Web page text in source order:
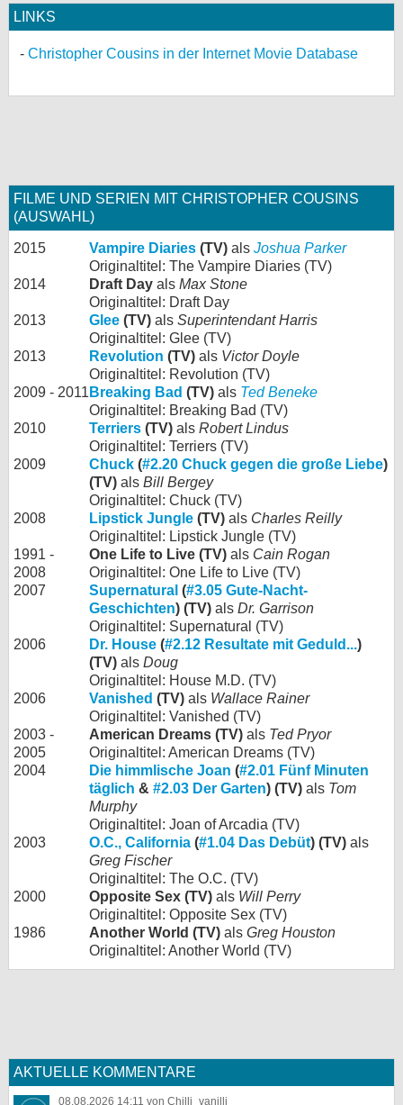
LINKS
Christopher Cousins in der Internet Movie Database
FILME UND SERIEN MIT CHRISTOPHER COUSINS
(AUSWAHL)
2015 Vampire Diaries (TV) als Joshua Parker
Originaltitel: The Vampire Diaries (TV)
2014
Draft Day als Max Stone
Originaltitel: Draft Day
2013
Glee (TV) als Superintendant Harris
Originaltitel: Glee (TV)
2013
Revolution (TV) als Victor Doyle
Originaltitel: Revolution (TV)
2009 - 2011 Breaking Bad (TV) als Ted Beneke
Originaltitel: Breaking Bad (TV)
2010
Terriers (TV) als Robert Lindus
Originaltitel: Terriers (TV)
2009
Chuck (#2.20 Chuck gegen die große Liebe)
(TV) als Bill Bergey
Originaltitel: Chuck (TV)
2008
Lipstick Jungle (TV) als Charles Reilly
Originaltitel: Lipstick Jungle (TV)
1991 -
2008
One Life to Live (TV) als Cain Rogan
Originaltitel: One Life to Live (TV)
2007
Supernatural (#3.05 Gute-Nacht-
Geschichten) (TV) als Dr. Garrison
Originaltitel: Supernatural (TV)
2006
Dr. House (#2.12 Resultate mit Geduld...)
(TV) als Doug
Originaltitel: House M.D. (TV)
2006
Vanished (TV) als Wallace Rainer
Originaltitel: Vanished (TV)
2003 -
2005
American Dreams (TV) als Ted Pryor
Originaltitel: American Dreams (TV)
2004
Die himmlische Joan (#2.01 Fünf Minuten
täglich & #2.03 Der Garten) (TV) als Tom
Murphy
Originaltitel: Joan of Arcadia (TV)
2003
O.C., California (#1.04 Das Debüt) (TV) als
Greg Fischer
Originaltitel: The O.C. (TV)
2000
Opposite Sex (TV) als Will Perry
Originaltitel: Opposite Sex (TV)
1986
Another World (TV) als Greg Houston
Originaltitel: Another World (TV)
AKTUELLE KOMMENTARE
08.08.2026 14:11 von Chilli_vanilli